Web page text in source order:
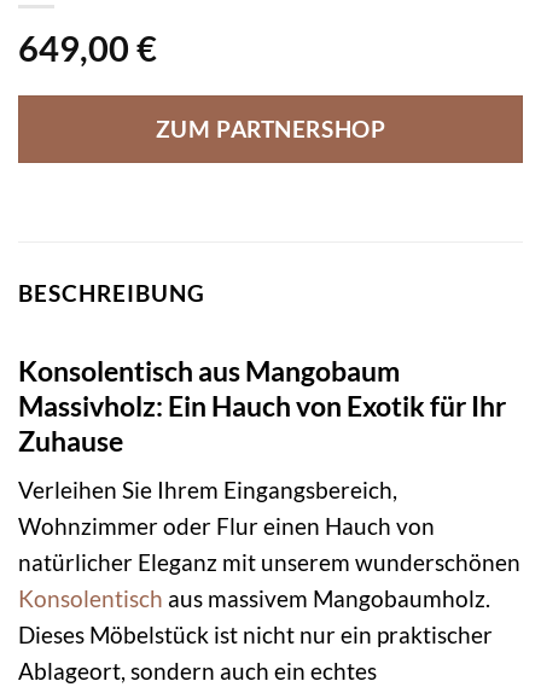
649,00 €
ZUM PARTNERSHOP
BESCHREIBUNG
Konsolentisch aus Mangobaum
Massivholz: Ein Hauch von Exotik für Ihr
Zuhause
Verleihen Sie Ihrem Eingangsbereich,
Wohnzimmer oder Flur einen Hauch von
natürlicher Eleganz mit unserem wunderschönen
Konsolentisch aus massivem Mangobaumholz.
Dieses Möbelstück ist nicht nur ein praktischer
Ablageort, sondern auch ein echtes